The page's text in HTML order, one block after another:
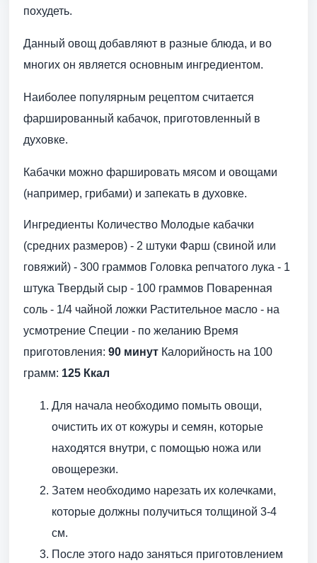
похудеть.
Данный овощ добавляют в разные блюда, и во
многих он является основным ингредиентом.
Наиболее популярным рецептом считается
фаршированный кабачок, приготовленный в
духовке.
Кабачки можно фаршировать мясом и овощами
(например, грибами) и запекать в духовке.
Ингредиенты Количество Молодые кабачки
(средних размеров) - 2 штуки Фарш (свиной или
говяжий) - 300 граммов Головка репчатого лука - 1
штука Твердый сыр - 100 граммов Поваренная
соль - 1/4 чайной ложки Растительное масло - на
усмотрение Специи - по желанию Время
приготовления: 90 минут Калорийность на 100
грамм: 125 Ккал
Для начала необходимо помыть овощи,
очистить их от кожуры и семян, которые
находятся внутри, с помощью ножа или
овощерезки.
Затем необходимо нарезать их колечками,
которые должны получиться толщиной 3-4
см.
После этого надо заняться приготовлением